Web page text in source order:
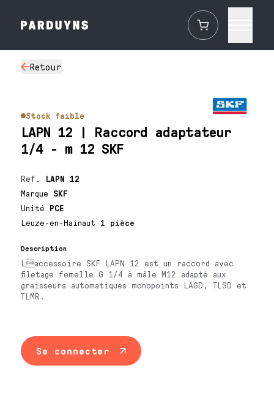
Retour
Stock faible
LAPN 12 | Raccord adaptateur
1/4 - m 12 SKF
Ref. LAPN 12
Marque SKF
Unité PCE
Leuze-en-Hainaut 1 pièce
Description
Laccessoire SKF LAPN 12 est un raccord avec
filetage femelle G 1/4 à mâle M12 adapté aux
graisseurs automatiques monopoints LAGD, TLSD et
TLMR.
Se connecter